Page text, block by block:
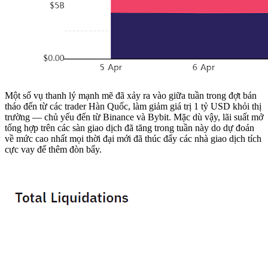
Một số vụ thanh lý mạnh mẽ đã xảy ra vào giữa tuần trong đợt bán
tháo đến từ các trader Hàn Quốc, làm giảm giá trị 1 tỷ USD khỏi thị
trường — chủ yếu đến từ Binance và Bybit. Mặc dù vậy, lãi suất mở
tổng hợp trên các sàn giao dịch đã tăng trong tuần này do dự đoán
về mức cao nhất mọi thời đại mới đã thúc đẩy các nhà giao dịch tích
cực vay để thêm đòn bẩy.